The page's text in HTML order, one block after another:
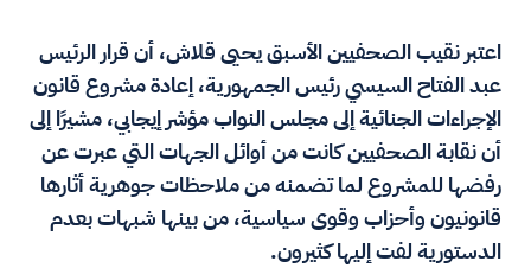
اعتبر نقيب الصحفيين الأسبق يحيى قلاش، أن قرار الرئيس
عبد الفتاح السيسي رئيس الجمهورية، إعادة مشروع قانون
الإجراءات الجنائية إلى مجلس النواب مؤشر إيجابي، مشيرًا إلى
أن نقابة الصحفيين كانت من أوائل الجهات التي عبرت عن
رفضها للمشروع لما تضمنه من ملاحظات جوهرية أثارها
قانونيون وأحزاب وقوى سياسية، من بينها شبهات بعدم
الدستورية لفت إليها كثيرون.